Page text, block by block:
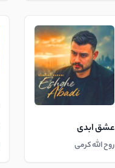
عشق ابدی
روح الله کرمی